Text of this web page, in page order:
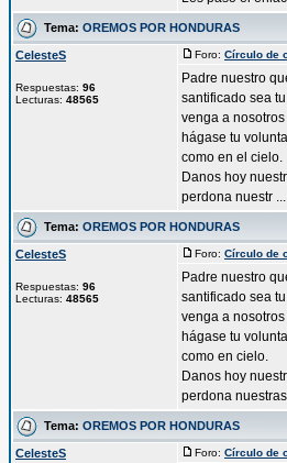
Tema: OREMOS POR HONDURAS
CelesteS
Respuestas: 96
Lecturas: 48565
Foro: Círculo de
Padre nuestro
santificado sea
venga a
hágase tu
como en el cielo.
Danos hoy
perdona nuestr ...
Tema: OREMOS POR HONDURAS
CelesteS
Respuestas: 96
Lecturas: 48565
Foro: Círculo de
Padre nuestro
santificado sea
venga a
hágase tu
como en cielo.
Danos hoy
perdona
Tema: OREMOS POR HONDURAS
CelesteS Foro: Círculo de